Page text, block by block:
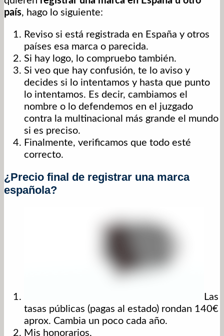
país, hago lo siguiente:
Reviso si está registrada en España y otros
países esa marca o parecida.
Si hay logo, lo compruebo también.
Si veo que hay confusión, te lo aviso y
decides si lo intentamos y hasta que punto
lo intentamos. Es decir, cambiamos el
nombre o lo defendemos en el juzgado
contra la multinacional más grande el mundo
si es preciso.
Finalmente, verificamos que todo esté
correcto.
¿Precio final de registrar una marca
española?
Las
tasas públicas (pagas al estado) rondan 140€
aprox. Cambia un poco cada año.
Mis honorarios,